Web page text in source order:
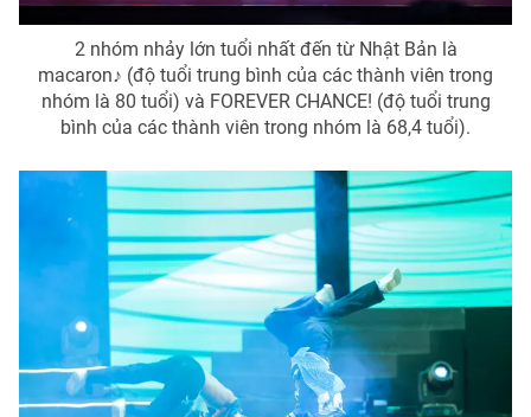
2 nhóm nhảy lớn tuổi nhất đến từ Nhật Bản là
macaron♪ (độ tuổi trung bình của các thành viên trong
nhóm là 80 tuổi) và FOREVER CHANCE! (độ tuổi trung
bình của các thành viên trong nhóm là 68,4 tuổi).